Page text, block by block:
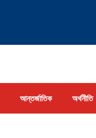
আন্তর্জাতিক অর্থনীতি